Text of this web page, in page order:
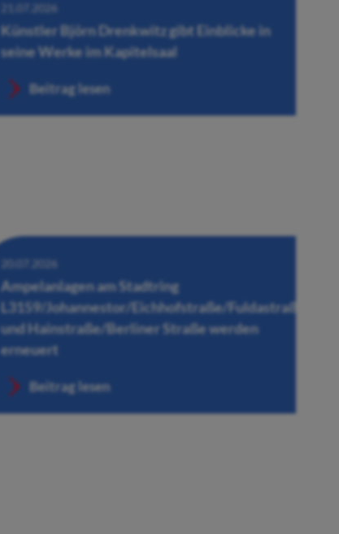
21.07.2026
Künstler Björn Drenkwitz gibt Einblicke in
seine Werke im Kapitelsaal
Beitrag lesen
20.07.2026
Ampelanlagen am Stadtring
L3159/Johannestor/Eichhofstraße/Fuldastraße
und Hainstraße/Berliner Straße werden
erneuert
Beitrag lesen